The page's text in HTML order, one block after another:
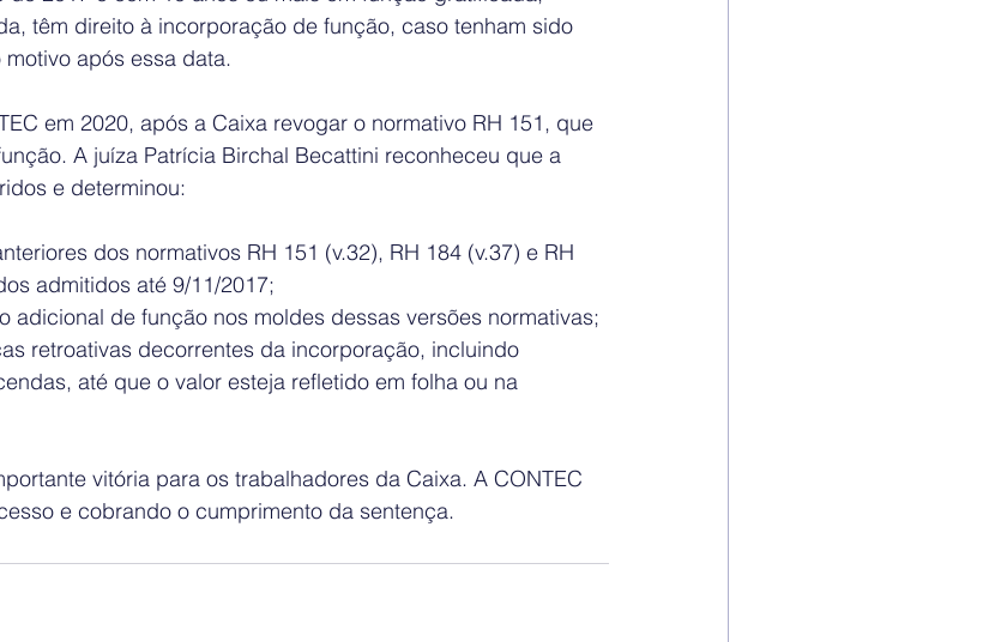
têm direito à incorporação de função, caso tenham sido
após essa data.
em 2020, após a Caixa revogar o normativo RH 151, que
A juíza Patrícia Birchal Becattini reconheceu que a
e determinou:
dos normativos RH 151 (v.32), RH 184 (v.37) e RH
admitidos até 9/11/2017;
adicional de função nos moldes dessas versões normativas;
retroativas decorrentes da incorporação, incluindo
até que o valor esteja refletido em folha ou na
vitória para os trabalhadores da Caixa. A CONTEC
e cobrando o cumprimento da sentença.